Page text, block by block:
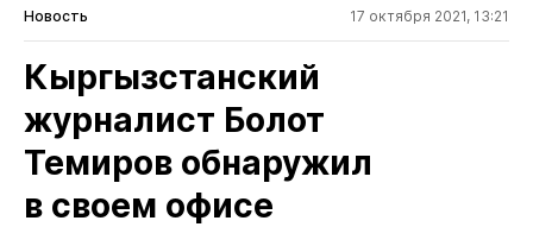
Новость 17 октября 2021, 13:21
Кыргызстанский
журналист Болот
Темиров обнаружил
в своем офисе